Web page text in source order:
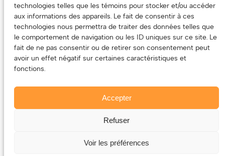
technologies telles que les témoins pour stocker et/ou accéder
aux informations des appareils. Le fait de consentir à ces
technologies nous permettra de traiter des données telles que
le comportement de navigation ou les ID uniques sur ce site. Le
fait de ne pas consentir ou de retirer son consentement peut
avoir un effet négatif sur certaines caractéristiques et
fonctions.
Accepter
Refuser
Voir les préférences
(Oui, on va avoir des tarifs spéciaux pour vous, les
artistes!)
Le contenu (texte et photos) appartient à ses créatrices et